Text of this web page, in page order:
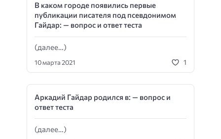
В каком городе появились первые
публикации писателя под псевдонимом
Гайдар: — вопрос и ответ теста
(далее…)
10 марта 2021 1
Аркадий Гайдар родился в: — вопрос и
ответ теста
(далее…)